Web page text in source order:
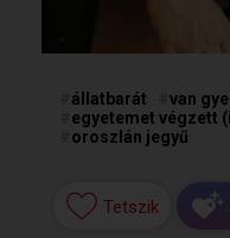
állatbarát
van
egyetemet végzett
oroszlán jegyű
Tetszik